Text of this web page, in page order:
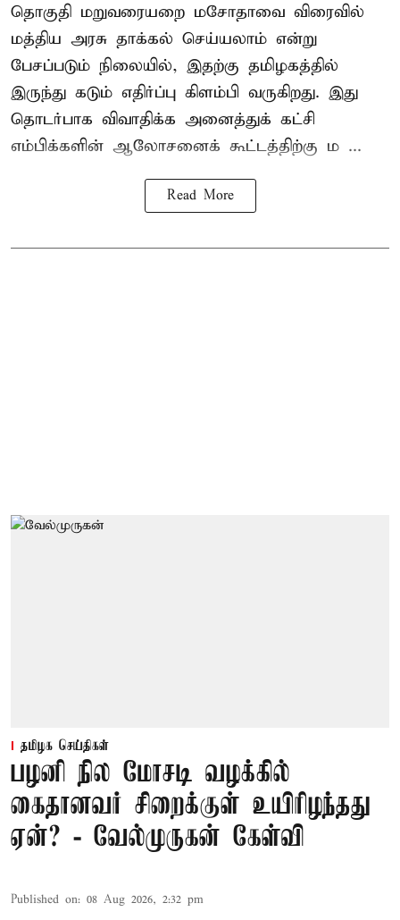
தொகுதி மறுவரையறை மசோதாவை விரைவில்
மத்திய அரசு தாக்கல் செய்யலாம் என்று
பேசப்படும் நிலையில், இதற்கு தமிழகத்தில்
இருந்து கடும் எதிர்ப்பு கிளம்பி வருகிறது. இது
தொடர்பாக விவாதிக்க அனைத்துக் கட்சி
எம்பிக்களின் ஆலோசனைக் கூட்டத்திற்கு ம ...
Read More
தமிழக செய்திகள்
பழனி நில மோசடி வழக்கில்
கைதானவர் சிறைக்குள் உயிரிழந்தது
ஏன்? - வேல்முருகன் கேள்வி
Published on: 08 Aug 2026, 2:32 pm